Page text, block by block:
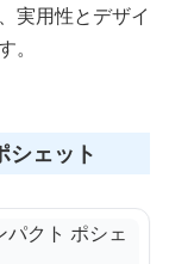
実用性とデザイ
シェット